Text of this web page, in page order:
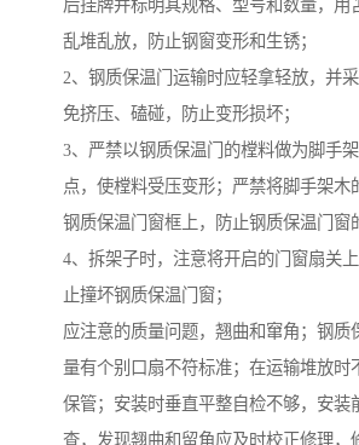
后挂牌并标明其规格、型号和数量，用
乱堆乱放，防止钢窗变形和生锈；
2、钢质保温门运输时应轻拿轻放，并
免挤压、磕碰，防止变形损坏；
3、严禁以钢质保温门的樘料做为脚手
点，使樘料受压变形；严禁将脚手架木
钢质保温门窗框上，防止钢质保温门窗
4、拆架子时，注意将开启的门窗扇关
止撞坏钢质保温门窗；
应注意的质量问题，翘曲和窜角；钢质
量有个别口扇不符标准；在运输堆放时
保管；安装时垂直平整自检不够，安装
查，发现翘曲和留角应及时校正修理，